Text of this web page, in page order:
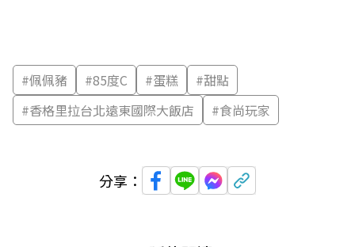
#佩佩豬 #85度C #蛋糕 #甜點
#香格里拉台北遠東國際大飯店 #食尚玩家
分享：